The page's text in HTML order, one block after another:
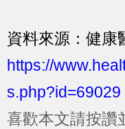
資料來源：健康
https://
s.php?id=69029
喜歡本文請按讚